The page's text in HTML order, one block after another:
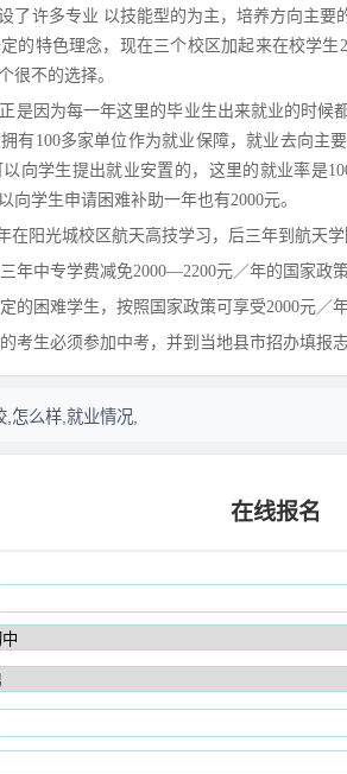
了许多专业 以技能型的为主，培养方向主
的特色理念，现在三个校区加起来在校学
很不的选择。
是因为每一年这里的毕业生出来就业的时候
有100多家单位作为就业保障，就业去向主
向学生提出就业安置的，这里的就业率是
学生申请困难补助一年也有2000元。
阳光城校区航天高技学习，后三年到航天学
中专学费减免2000—2200元／年的国家政策
困难学生，按照国家政策可享受2000元／
生必须参加中考，并到当地县市招办填报
怎么样,就业情况,
在线报名